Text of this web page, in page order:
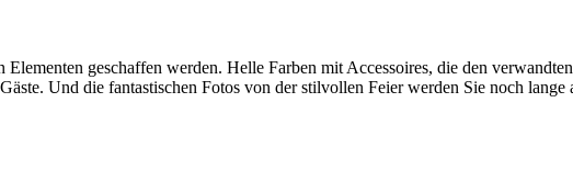
Elementen geschaffen werden. Helle Farben mit Accessoires, die den
Und die fantastischen Fotos von der stilvollen Feier werden Sie noch